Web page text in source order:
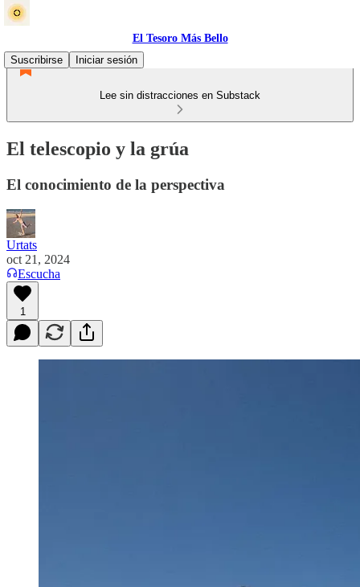
El Tesoro Más Bello
Suscribirse
Iniciar sesión
Lee sin distracciones en Substack
El telescopio y la grúa
El conocimiento de la perspectiva
Urtats
oct 21, 2024
Escucha
1